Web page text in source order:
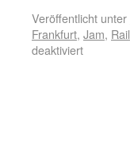
Veröffentlicht unter
Frankfurt, Jam, Rail
deaktiviert